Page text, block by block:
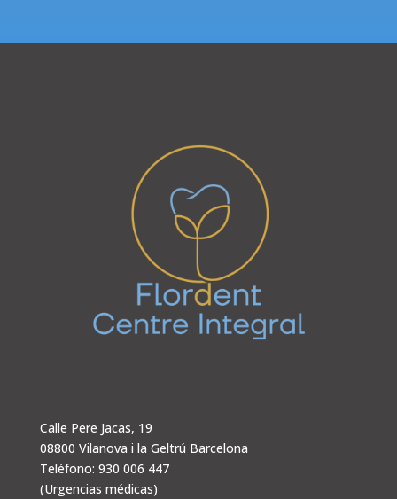
Calle Pere Jacas, 19
08800 Vilanova i la Geltrú Barcelona
Teléfono: 930 006 447
(Urgencias médicas)